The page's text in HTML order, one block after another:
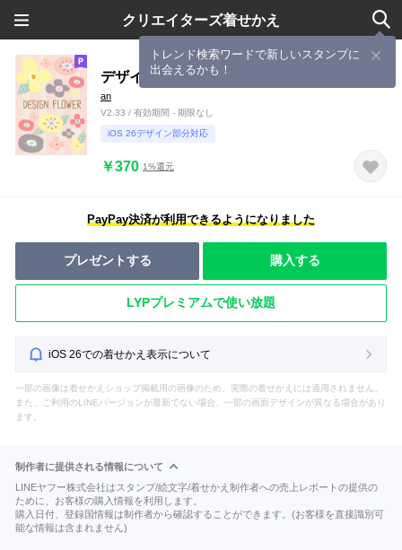
クリエイターズ着せかえ
トレンド検索ワードで新しいスタンプに
出会えるかも！
デザインフラワー 36
an
V2.33 / 有効期間 - 期限なし
iOS 26デザイン部分対応
￥370 1%還元
PayPay決済が利用できるようになりました
プレゼントする 購入する
LYPプレミアムで使い放題
iOS 26での着せかえ表示について
一部の画像は着せかえショップ掲載用の画像のため、実際の着せかえには適用されません。
また、ご利用のLINEバージョンが最新でない場合、一部の画面デザインが異なる場合があり
ます。
制作者に提供される情報について
LINEヤフー株式会社はスタンプ/絵文字/着せかえ制作者への売上レポートの提供の
ために、お客様の購入情報を利用します。
購入日付、登録国情報は制作者から確認することができます。(お客様を直接識別可
能な情報は含まれません)